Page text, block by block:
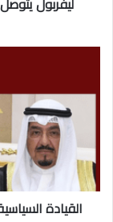
الحرمين
الأمير
الوليد
بن
القيادة